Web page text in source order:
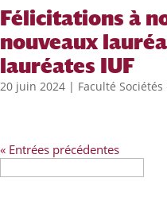
Félicitations à
nouveaux
lauréates IUF
20 juin 2024 | Faculté
« Entrées précédentes